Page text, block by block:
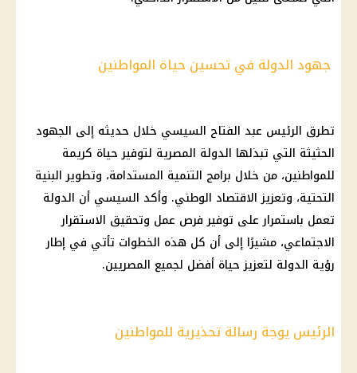
جهود الدولة في تحسين حياة المواطنين
تطرق الرئيس عبد الفتاح السيسي خلال حديثه إلى الجهود
الحثيثة التي تبذلها الدولة المصرية لتوفير حياة كريمة
للمواطنين، من خلال برامج التنمية المستدامة، وتطوير البنية
التحتية، وتعزيزالاقتصاد الوطني. وأكد السيسي أن الدولة
تعمل باستمرار على توفيرفرص عمل وتحقيق الاستقرار
الاجتماعي، مشيرًا إلى أن كل هذه الخطوات تأتي في إطار
رؤية الدولة لتعزيز حياة أفضل لجميع المصريين.
الرئيس يوجة رسالة تحذيرية للمواطنين